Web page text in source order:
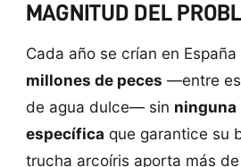
MAGNITUD DEL
Cada año se crían en
millones de peces —entre
de agua dulce— sin ninguna
específica que garantice su
trucha arcoíris aporta más